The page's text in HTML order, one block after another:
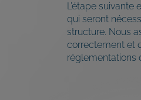
L’étape
qui seront
structure. Nous
correctement et
réglementations